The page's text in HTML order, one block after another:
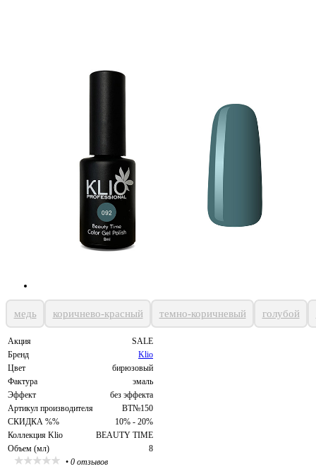
медь коричнево-красный темно-коричневый голубой
Акция
SALE
Бренд
Klio
Цвет
бирюзовый
Фактура
эмаль
Эффект
без эффекта
Артикул производителя
BT№150
СКИДКА %%
10% - 20%
Коллекция Klio
BEAUTY TIME
Объем (мл)
8
• 0 отзывов